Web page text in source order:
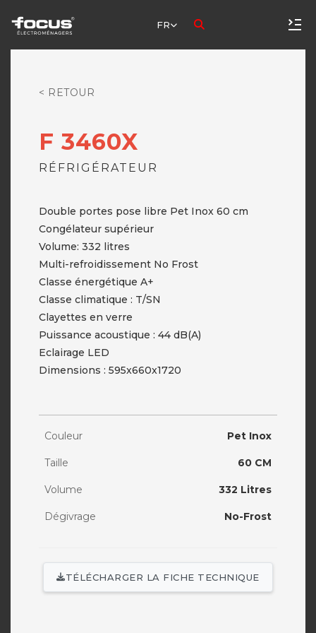
FR
< RETOUR
F 3460X
RÉFRIGÉRATEUR
Double portes pose libre Pet Inox 60 cm
Congélateur supérieur
Volume: 332 litres
Multi-refroidissement No Frost
Classe énergétique A+
Classe climatique : T/SN
Clayettes en verre
Puissance acoustique : 44 dB(A)
Eclairage LED
Dimensions : 595x660x1720
Couleur Pet Inox
Taille 60 CM
Volume 332 Litres
Dégivrage No-Frost
TÉLÉCHARGER LA FICHE TECHNIQUE